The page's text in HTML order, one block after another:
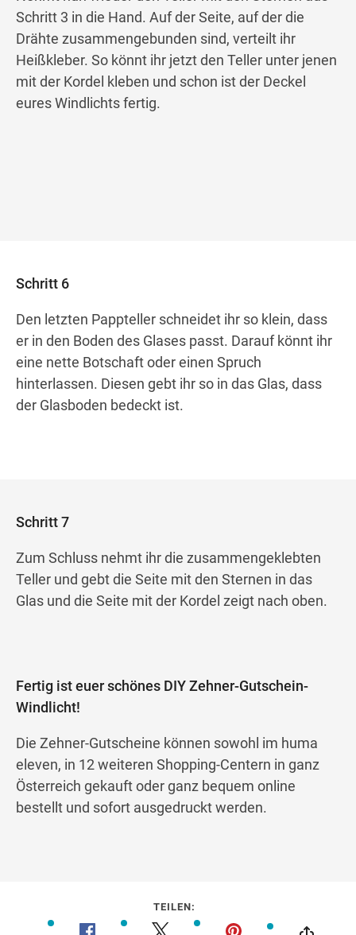
Schritt 3 in die Hand. Auf der Seite, auf der die
Drähte zusammengebunden sind, verteilt ihr
Heißkleber. So könnt ihr jetzt den Teller unter jenen
mit der Kordel kleben und schon ist der Deckel
eures Windlichts fertig.
Schritt 6
Den letzten Pappteller schneidet ihr so klein, dass
er in den Boden des Glases passt. Darauf könnt ihr
eine nette Botschaft oder einen Spruch
hinterlassen. Diesen gebt ihr so in das Glas, dass
der Glasboden bedeckt ist.
Schritt 7
Zum Schluss nehmt ihr die zusammengeklebten
Teller und gebt die Seite mit den Sternen in das
Glas und die Seite mit der Kordel zeigt nach oben.
Fertig ist euer schönes DIY Zehner-Gutschein-
Windlicht!
Die Zehner-Gutscheine können sowohl im huma
eleven, in 12 weiteren Shopping-Centern in ganz
Österreich gekauft oder ganz bequem online
bestellt und sofort ausgedruckt werden.
TEILEN: